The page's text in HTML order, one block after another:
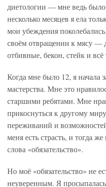
диетологии — мне ведь
несколько месяцев я ела
мои убеждения
своём отвращении к мясу —
отбивные, бекон, стейк и
Когда мне было 12, я начала
мастерства. Мне это
старшими ребятами. Мне
прикоснуться к другому
переживаний и
меня есть страсть, и тогда
слова «обязательство».
Но моё «обязательство» не
неуверенным. Я